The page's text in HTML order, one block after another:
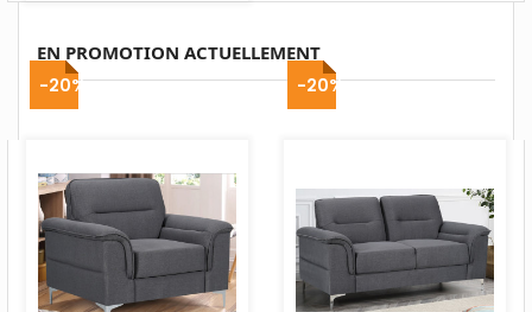
EN PROMOTION ACTUELLEMENT
-20%
-20%